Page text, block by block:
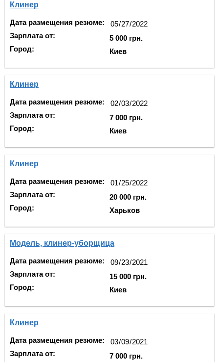
Клинер
Дата размещения резюме:
Зарплата от:
Город:
5 000 грн.
Киев
Клинер
Дата размещения резюме:
Зарплата от:
Город:
7 000 грн.
Киев
Клинер
Дата размещения резюме:
Зарплата от:
Город:
20 000 грн.
Харьков
Модель, клинер-уборщица
Дата размещения резюме:
Зарплата от:
Город:
15 000 грн.
Киев
Клинер
Дата размещения резюме:
Зарплата от:
7 000 грн.